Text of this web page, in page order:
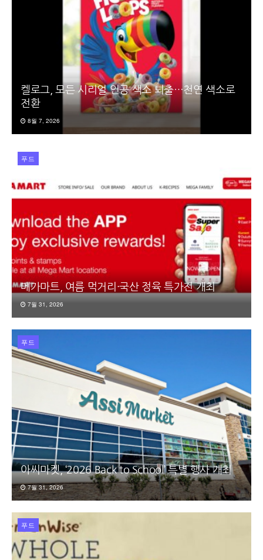
켈로그, 모든 시리얼 인공 색소 퇴출…천연 색소로
전환
8월 7, 2026
푸드
메가마트, 여름 먹거리·국산 정육 특가전 개최
7월 31, 2026
푸드
아씨마켓, ‘2026 Back to School’ 특별 행사 개최
7월 31, 2026
푸드